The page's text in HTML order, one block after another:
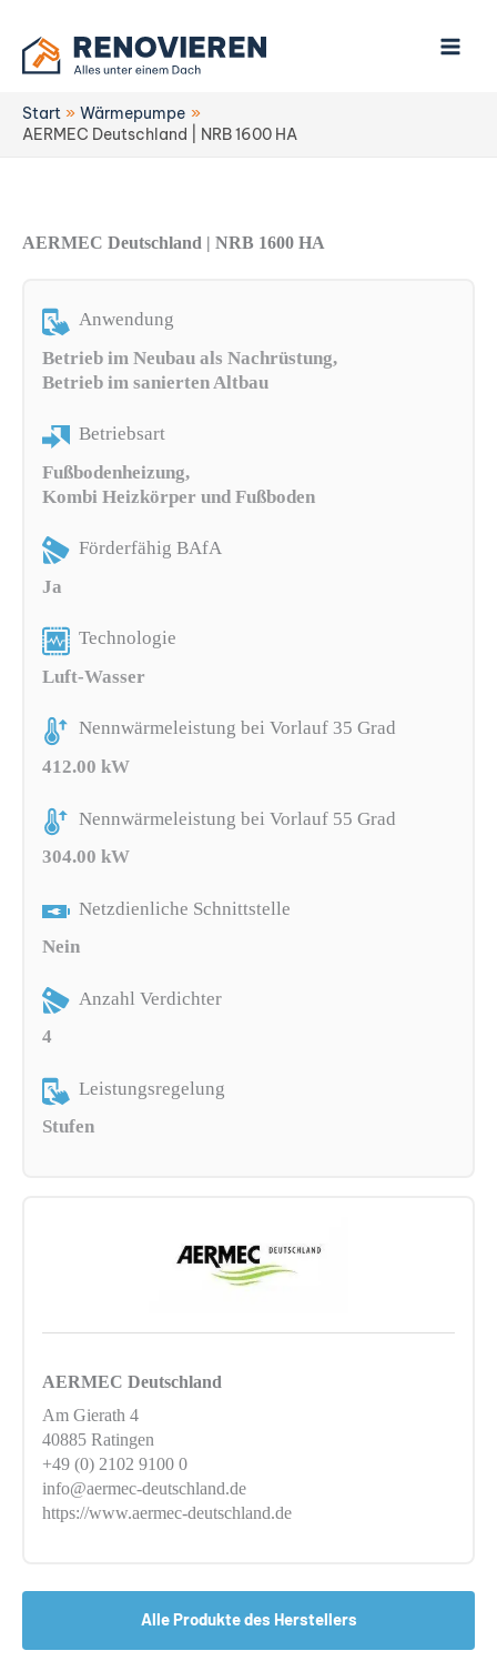
Inhalt
springen
Start
Wärmepumpe
AERMEC Deutschland | NRB 1600 HA
AERMEC Deutschland | NRB 1600 HA
Anwendung
Betrieb im Neubau als Nachrüstung,
Betrieb im sanierten Altbau
Betriebsart
Fußbodenheizung,
Kombi Heizkörper und Fußboden
Förderfähig BAfA
Ja
Technologie
Luft-Wasser
Nennwärmeleistung bei Vorlauf 35 Grad
412.00 kW
Nennwärmeleistung bei Vorlauf 55 Grad
304.00 kW
Netzdienliche Schnittstelle
Nein
Anzahl Verdichter
4
Leistungsregelung
Stufen
AERMEC Deutschland
Am Gierath 4
40885 Ratingen
+49 (0) 2102 9100 0
info@aermec-deutschland.de
https://www.aermec-deutschland.de
Alle Produkte des Herstellers